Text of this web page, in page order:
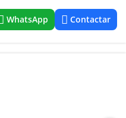
WhatsApp Contactar